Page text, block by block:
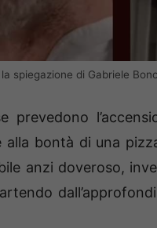
spiegazione di Gabriele
prevedono
alla bontà di una
anzi doveroso,